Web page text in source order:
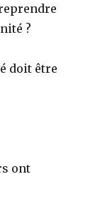
?
doit être
ont